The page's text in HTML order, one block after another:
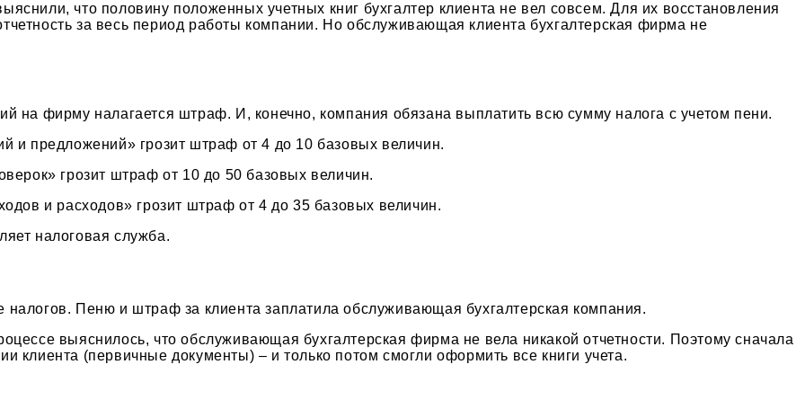
что половину положенных учетных книг бухгалтер клиента не вел совсем. Для их восстановления
за весь период работы компании. Но обслуживающая клиента бухгалтерская фирма не
на фирму налагается штраф. И, конечно, компания обязана выплатить всю сумму налога с учетом пени.
и предложений» грозит штраф от 4 до 10 базовых величин.
грозит штраф от 10 до 50 базовых величин.
и расходов» грозит штраф от 4 до 35 базовых величин.
налоговая служба.
Пеню и штраф за клиента заплатила обслуживающая бухгалтерская компания.
выяснилось, что обслуживающая бухгалтерская фирма не вела никакой отчетности. Поэтому сначала
клиента (первичные документы) – и только потом смогли оформить все книги учета.